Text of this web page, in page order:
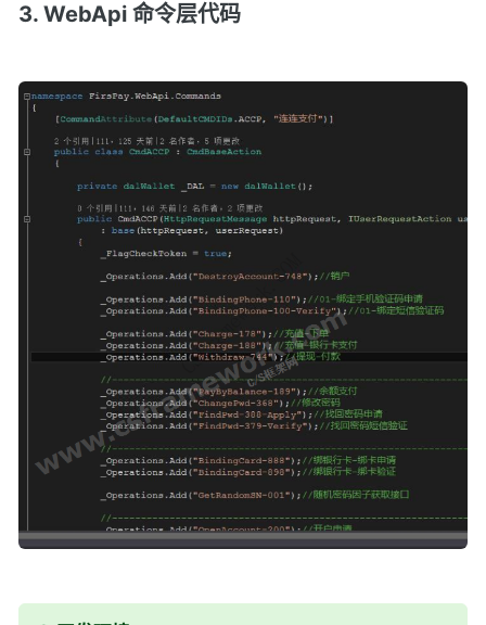
3. WebApi 命令层代码